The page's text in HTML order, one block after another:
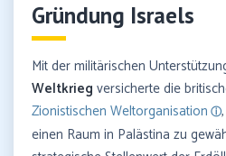
Gründung Israels
Mit der militärischen
Weltkrieg versicherte die
Zionistischen Weltorganisation
einen Raum in Palästina zu